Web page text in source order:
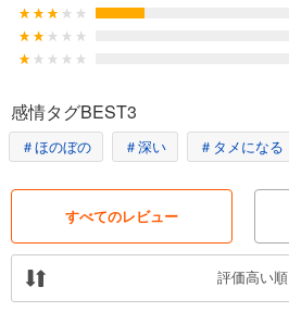
感情タグBEST3
＃ほのぼの ＃深い ＃タメになる
すべてのレビュー
評価高い順